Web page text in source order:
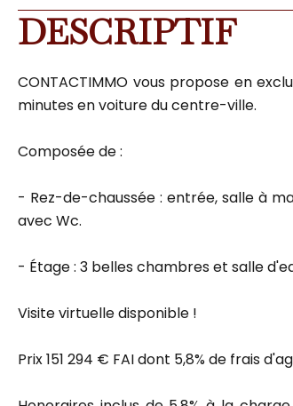
DESCRIPTIF
CONTACTIMMO vous propose en
minutes en voiture du centre-ville.
Composée de :
- Rez-de-chaussée : entrée, salle à
avec Wc.
- Étage : 3 belles chambres et salle
Visite virtuelle disponible !
Prix 151 294 € FAI dont 5,8% de frais